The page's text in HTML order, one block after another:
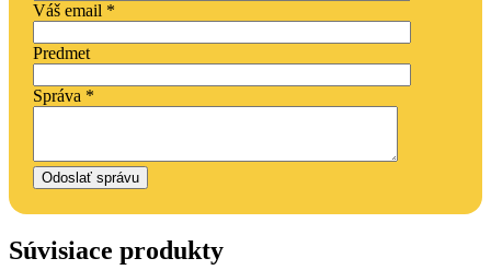
Váš email *
Predmet
Správa *
Súvisiace produkty